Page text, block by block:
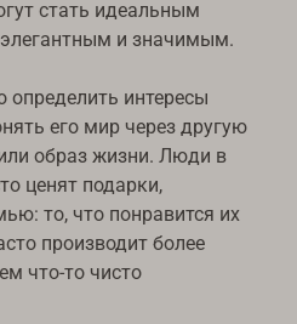
стать идеальным
и значимым.
определить интересы
его мир через другую
образ жизни. Люди в
ценят подарки,
то, что понравится их
производит более
что-то чисто
Ελληνικά
עִבְרִית
Română
Türkçe